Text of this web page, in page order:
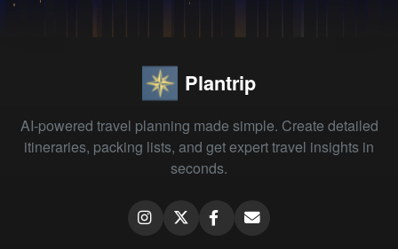
Plantrip
AI-powered travel planning made simple. Create detailed
itineraries, packing lists, and get expert travel insights in
seconds.